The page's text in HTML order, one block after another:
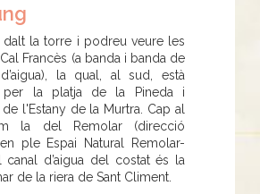
dalt la torre i podreu veure les
Francès (a banda i banda de
la qual, al sud, està
per la platja de la Pineda i
l'Estany de la Murtra. Cap al
la del Remolar (direcció
en ple Espai Natural Remolar-
canal d’aigua del costat és la
de la riera de Sant Climent.